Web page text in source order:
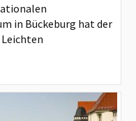
in Bückeburg hat der